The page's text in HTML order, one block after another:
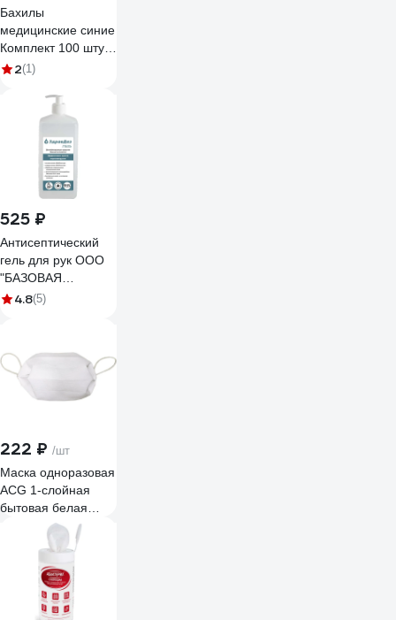
Бахилы
медицинские синие
Комплект 100 штук
(50 пар), 4,5 г, Пнд,
603-385
2(1)
525 ₽
Антисептический
гель для рук ООО
"БАЗОВАЯ
ДЕЗИНФЕКЦИЯ"
4.8(5)
222 ₽ /шт
Маска одноразовая
ACG 1-слойная
бытовая белая
(уп/5шт) 1015531